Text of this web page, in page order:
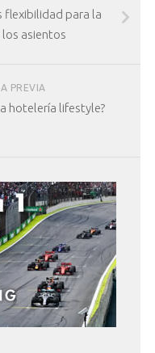
flexibilidad para la
los asientos
PREVIA
hotelería lifestyle?